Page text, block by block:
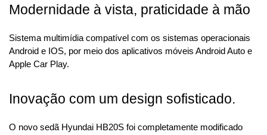
Modernidade à vista, praticidade à mão
Sistema multimídia compatível com os sistemas operacionais
Android e IOS, por meio dos aplicativos móveis Android Auto e
Apple Car Play.
Inovação com um design sofisticado.
O novo sedã Hyundai HB20S foi completamente modificado